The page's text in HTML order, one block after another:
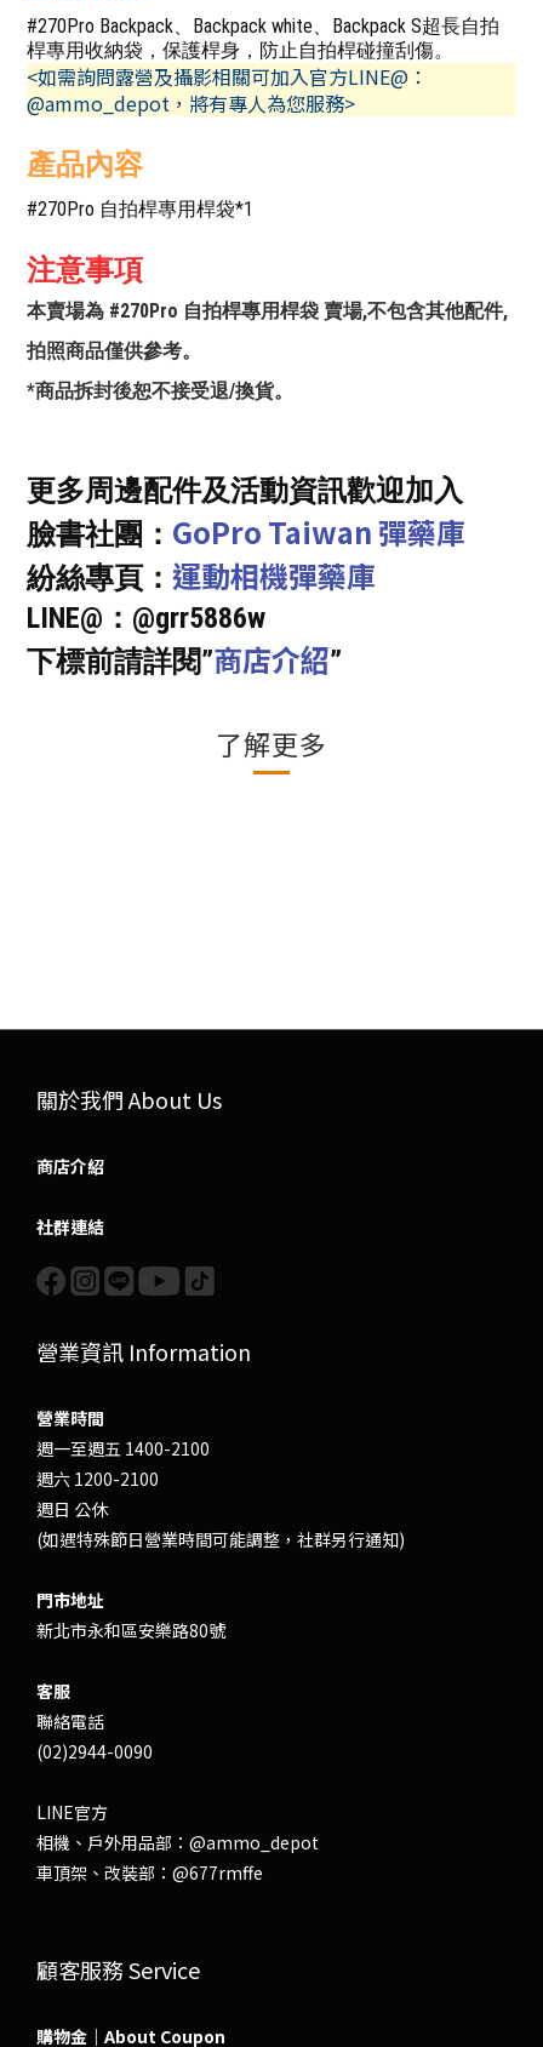
#270Pro Backpack、Backpack white、Backpack S超長自拍
桿專用收納袋，保護桿身，防止自拍桿碰撞刮傷。
<如需詢問露營及攝影相關可加入官方LINE@：
@ammo_depot，將有專人為您服務>
產品內容
#270Pro 自拍桿專用桿袋*1
注意事項
本賣場為 #270Pro 自拍桿專用桿袋 賣場,不包含其他配件,
拍照商品僅供參考。
*商品拆封後恕不接受退/換貨。
更多周邊配件及活動資訊歡迎加入
臉書社團： GoPro Taiwan 彈藥庫
紛絲專頁： 運動相機彈藥庫
LINE@：@grr5886w
下標前請詳閱”商店介紹”
了解更多
關於我們 About Us
商店介紹
社群連結
營業資訊 Information
營業時間
週一至週五 1400-2100
週六 1200-2100
週日 公休
(如遇特殊節日營業時間可能調整，社群另行通知)
門市地址
新北市永和區安樂路80號
客服
聯絡電話
(02)2944-0090
LINE官方
相機、戶外用品部： @ammo_depot
車頂架、改裝部： @677rmffe
顧客服務 Service
購物金｜About Coupon